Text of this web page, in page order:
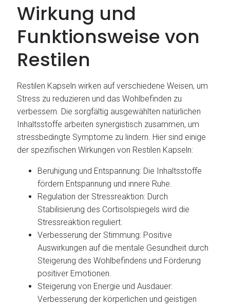
Wirkung und
Funktionsweise von
Restilen
Restilen Kapseln wirken auf verschiedene Weisen, um
Stress zu reduzieren und das Wohlbefinden zu
verbessern. Die sorgfältig ausgewählten natürlichen
Inhaltsstoffe arbeiten synergistisch zusammen, um
stressbedingte Symptome zu lindern. Hier sind einige
der spezifischen Wirkungen von Restilen Kapseln:
Beruhigung und Entspannung: Die Inhaltsstoffe
fördern Entspannung und innere Ruhe.
Regulation der Stressreaktion: Durch
Stabilisierung des Cortisolspiegels wird die
Stressreaktion reguliert.
Verbesserung der Stimmung: Positive
Auswirkungen auf die mentale Gesundheit durch
Steigerung des Wohlbefindens und Förderung
positiver Emotionen.
Steigerung von Energie und Ausdauer:
Verbesserung der körperlichen und geistigen